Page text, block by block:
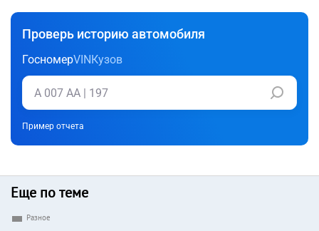
Проверь историю автомобиля
ГосномерVIN Кузов
Пример отчета
Еще по теме
Разное